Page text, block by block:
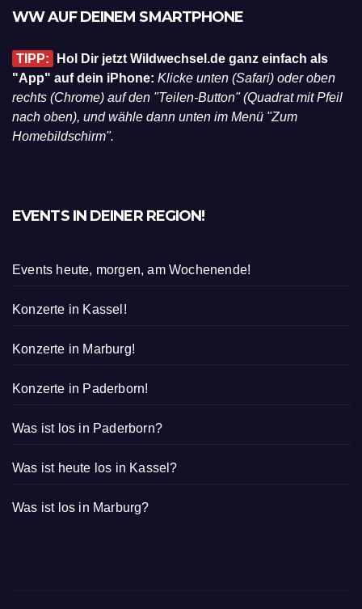
WW AUF DEINEM SMARTPHONE
TIPP:
Hol Dir jetzt Wildwechsel.de ganz einfach als
"App" auf dein iPhone: Klicke unten (Safari) oder oben
rechts (Chrome) auf den "Teilen-Button" (Quadrat mit Pfeil
nach oben), und wähle dann unten im Menü "Zum
Homebildschirm".
EVENTS IN DEINER REGION!
Events heute, morgen, am Wochenende!
Konzerte in Kassel!
Konzerte in Marburg!
Konzerte in Paderborn!
Was ist los in Paderborn?
Was ist heute los in Kassel?
Was ist los in Marburg?